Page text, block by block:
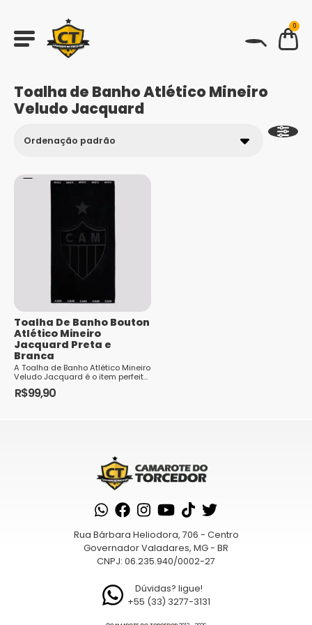
0
Toalha de Banho Atlético Mineiro
Veludo Jacquard
Toalha De Banho Bouton
Atlético Mineiro
Jacquard Preta e
Branca
A Toalha de Banho Atlético Mineiro
Veludo Jacquard é o item perfeito
para os torcedores fanáticos pelo
Galo que desejam demo...
R$99,90
Rua Bárbara Heliodora, 706 - Centro
Governador Valadares, MG - BR
CNPJ: 06.235.940/0002-27
Dúvidas? ligue!
+55 (33) 3277-3131